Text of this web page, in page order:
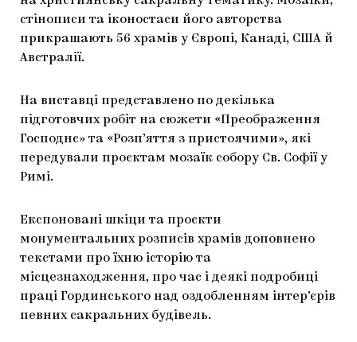
стінописи та іконостаси його авторства
прикрашають 56 храмів у Європі, Канаді, США й
Австралії.
На виставці представлено по декілька
підготовчих робіт на сюжети «Преображення
Господнє» та «Розп’яття з пристоячими», які
передували проєктам мозаїк собору Св. Софії у
Римі.
Експоновані шкіци та проєкти
монументальних розписів храмів доповнено
текстами про їхню історію та
місцезнаходження, про час і деякі подробиці
праці Гординського над оздобленням інтер’єрів
певних сакральних будівель.